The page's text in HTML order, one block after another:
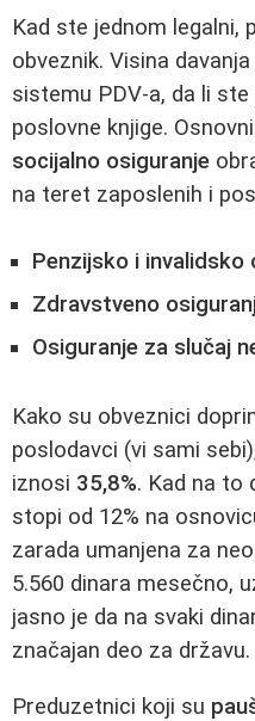
Kad ste jednom legalni,
obveznik. Visina
sistemu PDV‑a, da li
poslovne knjige.
socijalno osiguranje
na teret zaposlenih i
Penzijsko i invalidsko
Zdravstveno
Osiguranje za slučaj
Kako su obveznici
poslodavci (vi sami
iznosi 35,8%. Kad na to
stopi od 12% na
zarada umanjena za
5.560 dinara mesečno,
jasno je da na svaki
značajan deo za državu.
Preduzetnici koji su